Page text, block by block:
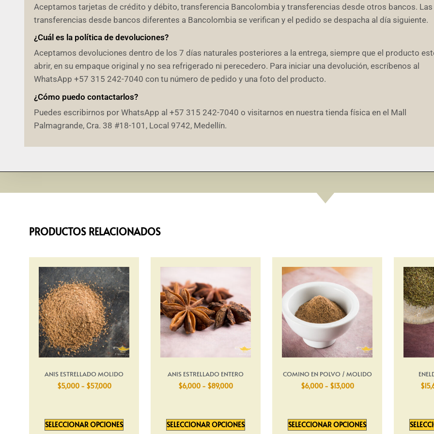
Aceptamos tarjetas de crédito y débito, transferencia Bancolombia y transferencias desde otros bancos. Las
transferencias desde bancos diferentes a Bancolombia se verifican y el pedido se despacha al día siguiente.
¿Cuál es la política de devoluciones?
Aceptamos devoluciones dentro de los 7 días naturales posteriores a la entrega, siempre que el producto
abrir, en su empaque original y no sea refrigerado ni perecedero. Para iniciar una devolución, escríbenos al
WhatsApp +57 315 242-7040 con tu número de pedido y una foto del producto.
¿Cómo puedo contactarlos?
Puedes escribirnos por WhatsApp al +57 315 242-7040 o visitarnos en nuestra tienda física en el Mall
Palmagrande, Cra. 38 #18-101, Local 9742, Medellín.
PRODUCTOS RELACIONADOS
ANIS ESTRELLADO MOLIDO
$5,000 - $57,000
SELECCIONAR OPCIONES
ANIS ESTRELLADO ENTERO
$6,000 - $89,000
SELECCIONAR OPCIONES
COMINO EN POLVO / MOLIDO
$6,000 - $13,000
SELECCIONAR OPCIONES
$